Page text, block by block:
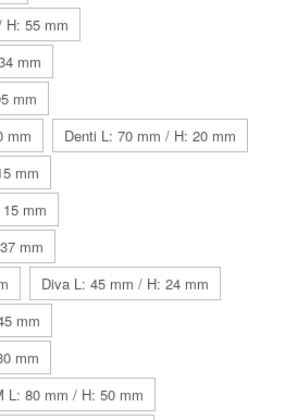
H: 55 mm
mm
mm
mm
Denti L: 70 mm / H: 20 mm
mm
mm
mm
Diva L: 45 mm / H: 24 mm
mm
mm
L: 80 mm / H: 50 mm